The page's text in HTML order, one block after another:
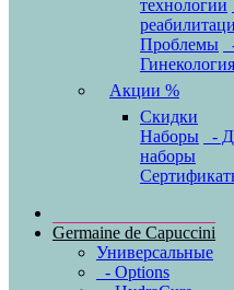
технологии
Проблемы
Гинекология
Акции %
Скидки
Наборы
-
наборы
Germaine de Capuccini
Универсальные
- Options